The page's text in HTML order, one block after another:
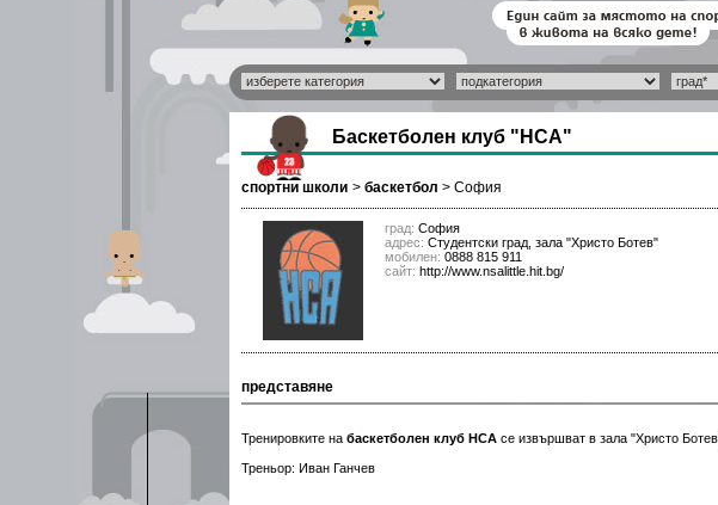
Баскетболен клуб "НСА"
спортни школи > баскетбол > София
град: София
адрес: Студентски град, зала "Христо Ботев"
мобилен: 0888 815 911
сайт: http://www.nsalittle.hit.bg/
представяне
Тренировките на баскетболен клуб НСА се извършват в зала "Христо
Треньор: Иван Ганчев